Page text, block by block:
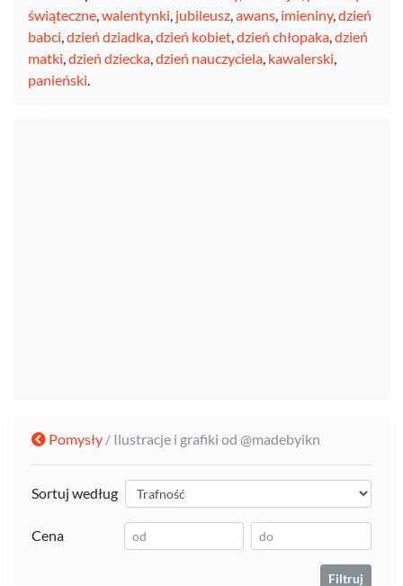
świąteczne walentynki jubileusz awans imieniny, dzień
babci dzień dziadka dzień kobiet dzień chłopaka dzień
matki dzień dziecka dzień nauczyciela kawalerski
panieński
Pomysły / Ilustracje i grafiki od @madebyikn
Sortuj według
Cena
Filtruj